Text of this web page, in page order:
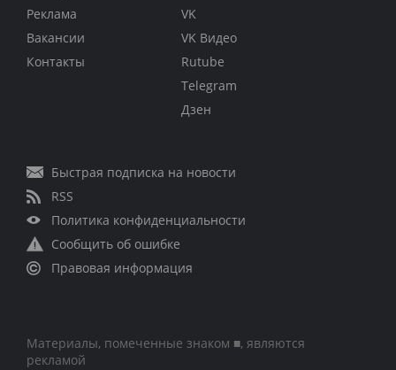
Реклама
Вакансии
Контакты
VK
VK Видео
Rutube
Telegram
Дзен
Быстрая подписка на новости
RSS
Политика конфиденциальности
Сообщить об ошибке
Правовая информация
Материалы, помеченные знаком ■, являются
рекламой